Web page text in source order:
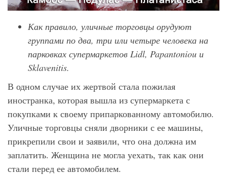
Как правило, уличные торговцы орудуют
группами по два, три или четыре человека на
парковках супермаркетов Lidl, Papantoniou и
Sklavenitis.
В одном случае их жертвой стала пожилая
иностранка, которая вышла из супермаркета с
покупками к своему припаркованному автомобилю.
Уличные торговцы сняли дворники с ее машины,
прикрепили свои и заявили, что она должна им
заплатить. Женщина не могла уехать, так как они
стали перед ее автомобилем.